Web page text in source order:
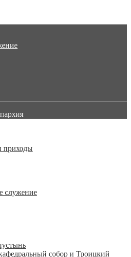
приходы
служение
собор и Троицкий